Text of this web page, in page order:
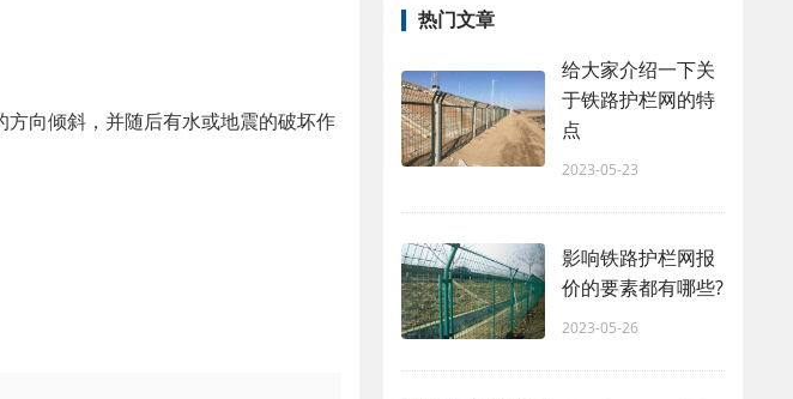
向倾斜，并随后有水或地震的破坏作
热门文章
给大家介绍一下关
于铁路护栏网的特
点
2023-05-23
影响铁路护栏网报
价的要素都有哪些?
2023-05-26